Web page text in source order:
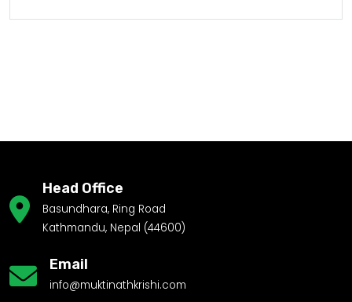
Head Office
Basundhara, Ring Road
Kathmandu, Nepal (44600)
Email
info@muktinathkrishi.com